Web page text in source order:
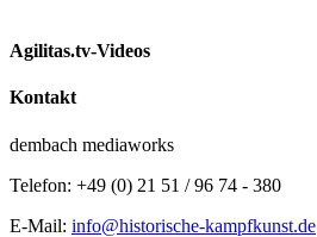
Agilitas.tv-Videos
Kontakt
dembach mediaworks
Telefon: +49 (0) 21 51 / 96 74 - 380
E-Mail: info@historische-kampfkunst.de